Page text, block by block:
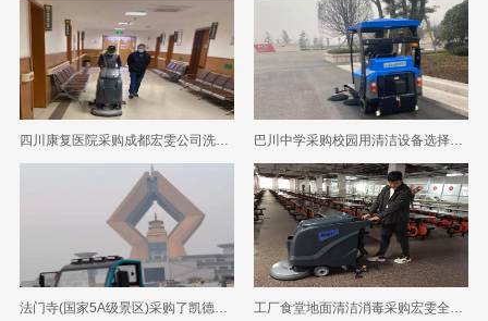
四川康复医院采购成都宏雯公司洗地机清洗地面 巴川中学采购校园用清洁设备选择成都宏雯公司
法门寺(国家5A级景区)采购了凯德力电动智能扫地机 工厂食堂地面清洁消毒采购宏雯全自动洗地机